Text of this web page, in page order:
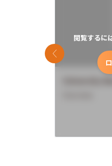
閲覧するに
前のスライド